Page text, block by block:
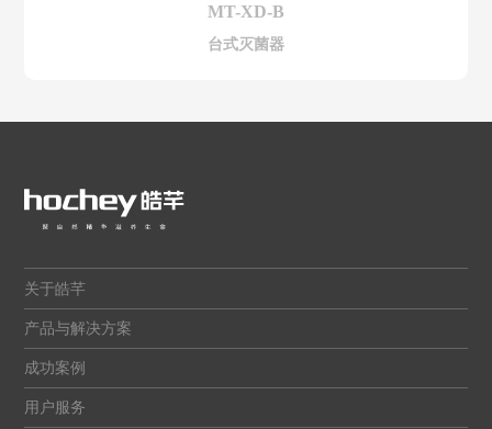
MT-XD-B
台式灭菌器
关于皓芊
产品与解决方案
成功案例
用户服务